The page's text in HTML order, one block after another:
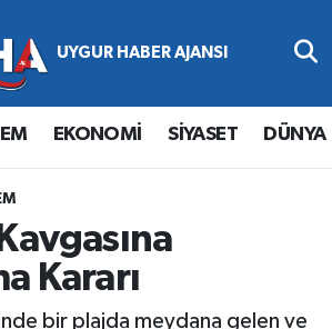
EKONOMİ SİYASET DÜNYA
Kararı
bir plajda meydana gelen ve
Durumu ve Fikstür